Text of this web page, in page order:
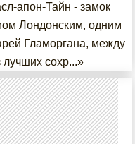
апон-Тайн - замок
Лондонским, одним
Гламоргана, между
лучших сохр...»